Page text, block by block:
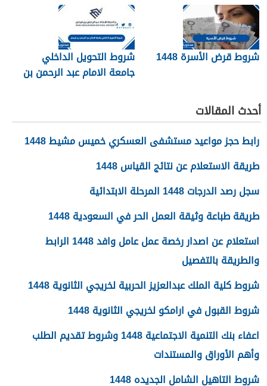
شروط قرض الأسرة 1448
شروط التحويل الداخلي
جامعة الامام عبد الرحمن بن
أحدث المقالات
رابط حجز مواعيد مستشفى العسكري خميس مشيط 1448
طريقة الاستعلام عن نتائج القياس 1448
سجل رصد الدرجات 1448 المرحلة الابتدائية
طريقة طباعة وثيقة العمل الحر في السعودية 1448
استعلام عن اصدار رخصة عمل عامل وافد 1448 الرابط
والطريقة بالتفصيل
شروط كلية الملك عبدالعزيز الحربية لخريجي الثانوية 1448
شروط القبول في ارامكو لخريجي الثانوية 1448
اعفاء بنك التنمية الاجتماعية 1448 وشروط تقديم الطلب
وأهم الأوراق والمستندات
شروط التاهيل الشامل الجديده 1448